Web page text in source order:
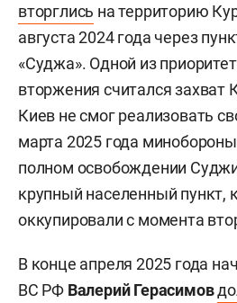
вторглись на территорию
августа 2024 года через
«Суджа». Одной из
вторжения считался захват
Киев не смог реализовать
марта 2025 года
полном освобождении
крупный населенный пункт,
оккупировали с момента
В конце апреля 2025 года
ВС РФ Валерий Герасимов